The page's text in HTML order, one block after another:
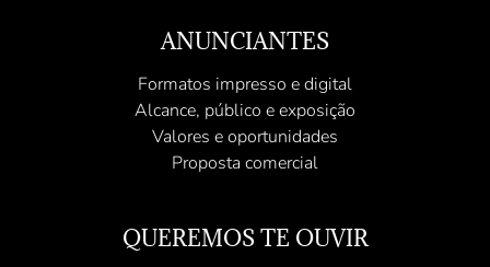
ANUNCIANTES
Formatos impresso e digital
Alcance, público e exposição
Valores e oportunidades
Proposta comercial
QUEREMOS TE OUVIR